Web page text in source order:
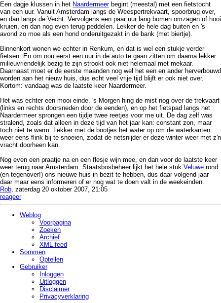
Een dagje klussen in het Naardermeerbegint (meestal) met een fietstocht
van een uur. Vanuit Amsterdam langs de Weespertrekvaart, spoorbrug over,
en dan langs de Vecht. Vervolgens een paar uur lang bomen omzagen of hooi
kruien, en dan nog even terug peddelen. Lekker de hele dag buiten en 's
avond zo moe als een hond onderuitgezakt in de bank (met biertje).
Binnenkort wonen we echter in Renkum, en dat is wel een stukje verder
fietsen. En om nou eerst een uur in de auto te gaan zitten om daarna lekker
milieuvriendelijk bezig te zijn strookt ook niet helemaal met mekaar.
Daarnaast moet er de eerste maanden nog wel het een en ander herverbouwd
worden aan het nieuw huis, dus echt veel vrije tijd blijft er ook niet over.
Kortom: vandaag was de laatste keer Naardermeer.
Het was echter een mooi einde. 's Morgen hing de mist nog over de trekvaart
(links en rechts doorsneden door de eenden), en op het fietspad langs het
Naardermeer sprongen een tijdje twee reetjes voor me uit. De dag zelf was
stralend, zoals dat alleen in deze tijd van het jaar kan: constant zon, maar
toch niet te warm. Lekker met de bootjes het water op om de waterkanten
weer eens flink bij te snoeien, zodat de rietsnijder er deze winter weer met z'n
vracht doorheen kan.
Nog even een praatje na en een flesje wijn mee, en dan voor de laatste keer
weer terug naar Amsterdam. Staatsbosbeheer lijkt het hele stuk Veluwe rond
(en tegenover!) ons nieuwe huis in bezit te hebben, dus daar volgend jaar
daar maar eens informeren of er nog wat te doen valt in de weekeinden.
Rob, zaterdag 20 oktober 2007, 21:05
reageer
Weblog
Voorpagina
Zoeken
Archief
XML feed
Sommen
Optellen
Gebruiker
Inloggen
Uitloggen
Disclaimer
Privacy­verklaring